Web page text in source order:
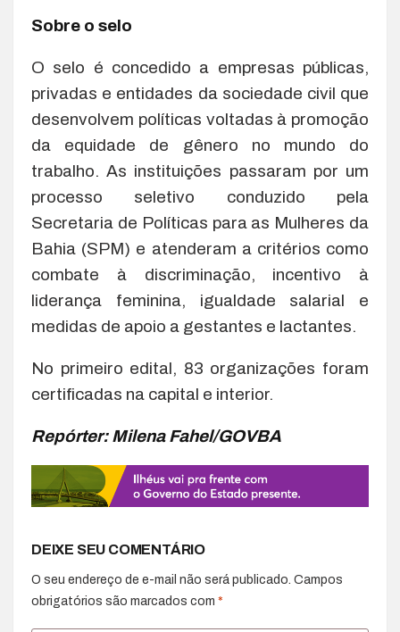
Sobre o selo
O selo é concedido a empresas públicas,
privadas e entidades da sociedade civil que
desenvolvem políticas voltadas à promoção
da equidade de gênero no mundo do
trabalho. As instituições passaram por um
processo seletivo conduzido pela
Secretaria de Políticas para as Mulheres da
Bahia (SPM) e atenderam a critérios como
combate à discriminação, incentivo à
liderança feminina, igualdade salarial e
medidas de apoio a gestantes e lactantes.
No primeiro edital, 83 organizações foram
certificadas na capital e interior.
Repórter: Milena Fahel/GOVBA
DEIXE SEU COMENTÁRIO
O seu endereço de e-mail não será publicado. Campos
obrigatórios são marcados com *